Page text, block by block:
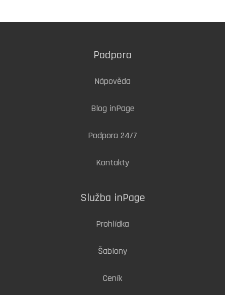
Podpora
Nápověda
Blog inPage
Podpora 24/7
Kontakty
Služba inPage
Prohlídka
Šablony
Ceník